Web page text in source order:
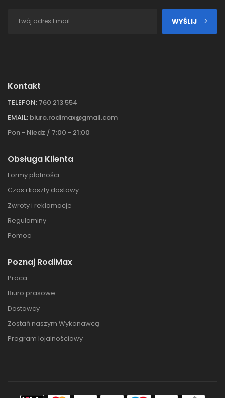
WYŚLIJ
Kontakt
TELEFON: 760 213 554
EMAIL: biuro.rodimax@gmail.com
Pon - Niedz / 7:00 - 21:00
Obsługa Klienta
Formy płatności
Czas i koszty dostawy
Zwroty i reklamacje
Regulaminy
Pomoc
Poznaj RodiMax
Praca
Biuro prasowe
Dostawcy
Zostań naszym Wykonawcą
Program lojalnościowy